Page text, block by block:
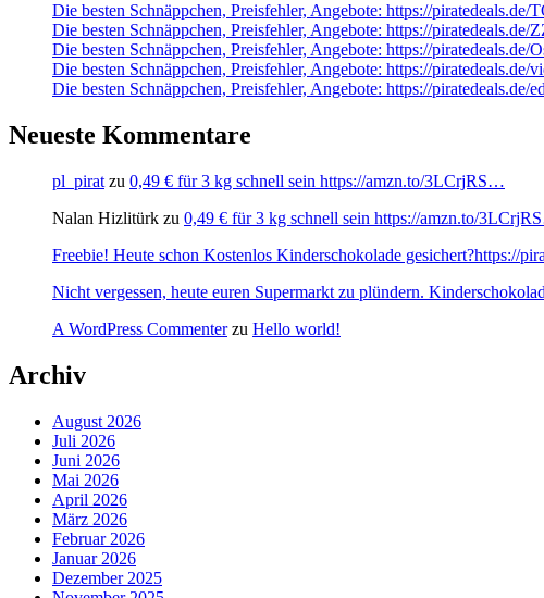
Die besten Schnäppchen, Preisfehler, Angebote: https://
Die besten Schnäppchen, Preisfehler, Angebote: https://
Die besten Schnäppchen, Preisfehler, Angebote: https://piratedeals.de/
Die besten Schnäppchen, Preisfehler, Angebote: https://
Die besten Schnäppchen, Preisfehler, Angebote: https://piratedeals.de/
Neueste Kommentare
pl_pirat zu 0,49 € für 3 kg schnell sein https://amzn.to/3LCrjRS…
Nalan Hizlitürk zu 0,49 € für 3 kg schnell sein https://amzn.to/
Freebie! Heute schon Kostenlos Kinderschokolade gesichert?https://
Nicht vergessen, heute euren Supermarkt zu plündern.
A WordPress Commenterzu Hello world!
Archiv
August 2026
Juli 2026
Juni 2026
Mai 2026
April 2026
März 2026
Februar 2026
Januar 2026
Dezember 2025